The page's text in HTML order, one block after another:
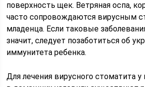
поверхность щек. Ветряная оспа,
часто сопровождаются вирусным
младенца. Если таковые
значит, следует позаботиться об
иммунитета ребенка.
Для лечения вирусного стоматита